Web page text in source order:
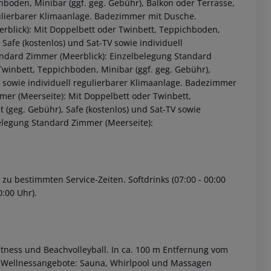
Minibar (ggf. geg. Gebühr), Balkon oder Terrasse,
Klimaanlage. Badezimmer mit Dusche.
Mit Doppelbett oder Twinbett, Teppichboden,
(kostenlos) und Sat-TV sowie individuell
Zimmer (Meerblick): Einzelbelegung Standard
Teppichboden, Minibar (ggf. geg. Gebühr),
sowie individuell regulierbarer Klimaanlage. Badezimmer
(Meerseite): Mit Doppelbett oder Twinbett,
Gebühr), Safe (kostenlos) und Sat-TV sowie
Standard Zimmer (Meerseite):
bestimmten Service-Zeiten. Softdrinks (07:00 - 00:00
Uhr).
und Beachvolleyball. In ca. 100 m Entfernung vom
Sauna, Whirlpool und Massagen